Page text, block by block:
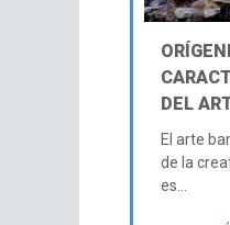
DEL
El arte
de la
es...